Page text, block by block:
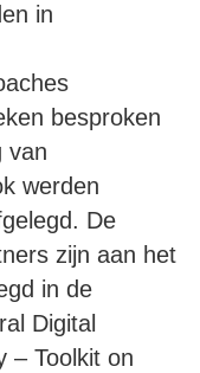
in
besproken
van
werden
De
zijn aan het
in de
Digital
– Toolkit on